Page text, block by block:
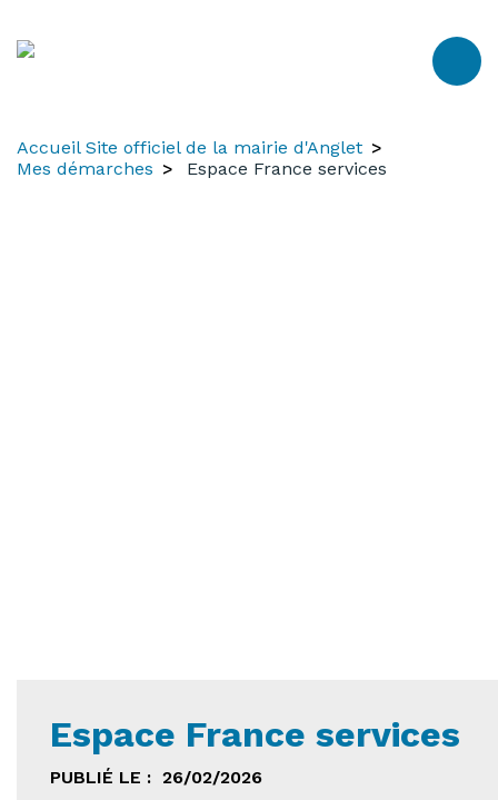
Accueil Site officiel de la mairie d'Anglet
Mes démarches
Espace France services
Espace France services
PUBLIÉ LE : 26/02/2026